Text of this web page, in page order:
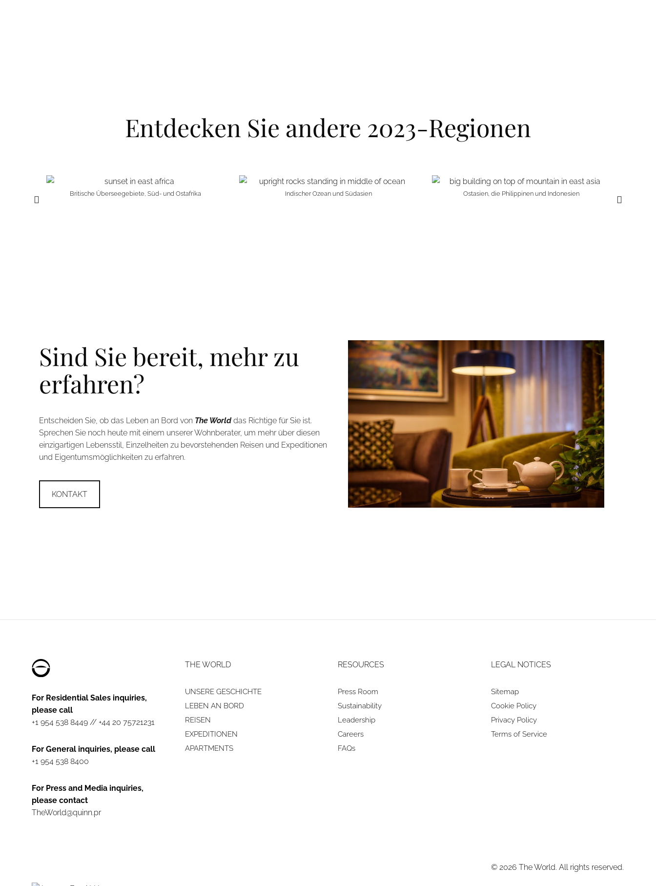
Entdecken Sie andere 2023-Regionen
Britische Überseegebiete, Süd- und Ostafrika Indischer Ozean und Südasien Ostasien, die Philippinen und Indonesien
Sind Sie bereit, mehr zu
erfahren?
Entscheiden Sie, ob das Leben an Bord von The Worlddas Richtige für Sie ist.
Sprechen Sie noch heute mit einem unserer Wohnberater, um mehr über diesen
einzigartigen Lebensstil, Einzelheiten zu bevorstehenden Reisen und Expeditionen
und Eigentumsmöglichkeiten zu erfahren.
KONTAKT
For Residential Sales inquiries,
please call
+1 954 538 8449 // +44 20 75721231
For General inquiries, please call
+1 954 538 8400
For Press and Media inquiries,
please contact
TheWorld@quinn.pr
THE WORLD
UNSERE GESCHICHTE
LEBEN AN BORD
REISEN
EXPEDITIONEN
APARTMENTS
RESOURCES
Press Room
Sustainability
Leadership
Careers
FAQs
LEGAL NOTICES
Sitemap
Cookie Policy
Privacy Policy
Terms of Service
© 2026 The World. All rights reserved.